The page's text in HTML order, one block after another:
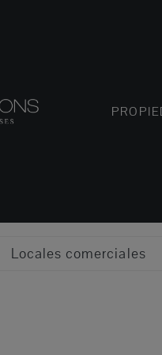
Locales comerciales